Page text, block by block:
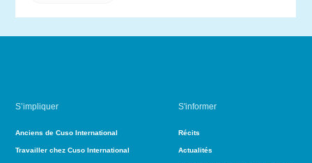
S’impliquer
Anciens de Cuso International
Travailler chez Cuso International
S'informer
Récits
Actualités